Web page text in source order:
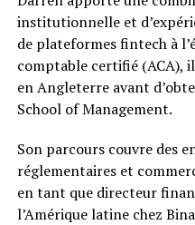
institutionnelle et
de plateformes fintech à
comptable certifié (ACA),
en Angleterre avant
School of Management.
Son parcours couvre des
réglementaires et
en tant que directeur
l’Amérique latine chez